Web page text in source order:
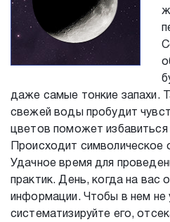
даже самые тонкие запахи.
свежей воды пробудит
цветов поможет избавиться
Происходит
Удачное время для
практик. День, когда на вас
информации. Чтобы в нем не
систематизируйте его,